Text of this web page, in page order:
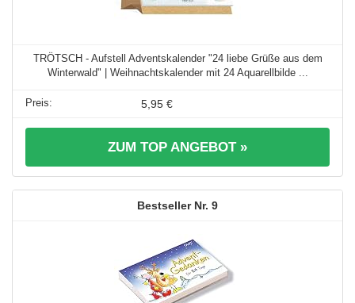
TRÖTSCH - Aufstell Adventskalender "24 liebe Grüße aus dem
Winterwald" | Weihnachtskalender mit 24 Aquarellbilde ...
5,95 €
ZUM TOP ANGEBOT »
9